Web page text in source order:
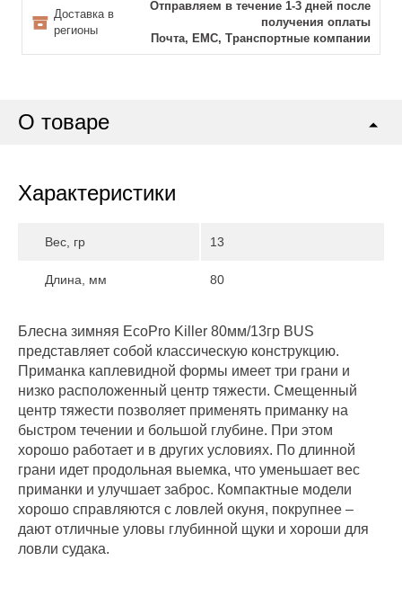
Доставка в
регионы
Отправляем в течение 1-3 дней после
получения оплаты
Почта, ЕМС, Транспортные компании
О товаре
Характеристики
Вес, гр 13
Длина, мм 80
Блесна зимняя EcoPro Killer 80мм/13гр BUS
представляет собой классическую конструкцию.
Приманка каплевидной формы имеет три грани и
низко расположенный центр тяжести. Смещенный
центр тяжести позволяет применять приманку на
быстром течении и большой глубине. При этом
хорошо работает и в других условиях. По длинной
грани идет продольная выемка, что уменьшает вес
приманки и улучшает заброс. Компактные модели
хорошо справляются с ловлей окуня, покрупнее –
дают отличные уловы глубинной щуки и хороши для
ловли судака.